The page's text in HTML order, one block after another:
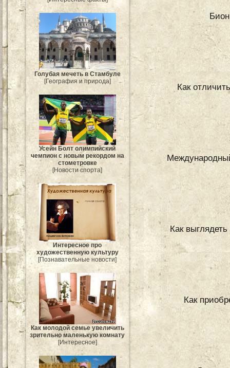
Голубая мечеть в Стамбуле
[География и природа]
Усейн Болт олимпийский
чемпион с новым рекордом на
стометровке
[Новости спорта]
Интересное про
художественную культуру
[Познавательные новости]
Как молодой семье увеличить
зрительно маленькую комнату
[Интересное]
Как
Как
Как